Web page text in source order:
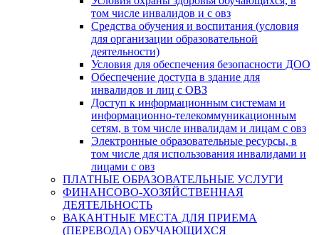
том числе инвалидов и с овз
Средства обучения и воспитания (условия
для организации образовательной
деятельности)
Условия для обеспечения безопасности ДОО
Обеспечение доступа в здание для
инвалидов и лиц с ОВЗ
Доступ к информационным системам и
информационно-телекоммуникационным
сетям, в том числе инвалидам и лицам с овз
Электронные образовательные ресурсы, в
том числе для использования инвалидами и
лицами с овз
ПЛАТНЫЕ ОБРАЗОВАТЕЛЬНЫЕ УСЛУГИ
ФИНАНСОВО-ХОЗЯЙСТВЕННАЯ
ДЕЯТЕЛЬНОСТЬ
ВАКАНТНЫЕ МЕСТА ДЛЯ ПРИЕМА
(ПЕРЕВОДА) ОБУЧАЮЩИХСЯ